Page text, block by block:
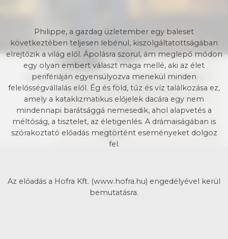
Philippe, a gazdag üzletember egy baleset
következtében teljesen lebénul, kiszolgáltatottságában
elrejtőzik a világ elől. Ápolásra szorul, ám meglepő módon
egy olyan embert választ maga mellé, aki az élet
perifériáján egyensúlyozva menekül minden
felelősségvállalás elől. Ég és föld, tűz és víz találkozása ez,
amely a kataklizmatikus előjelek dacára egy nem
mindennapi barátsággá nemesedik, ahol alapvetés a
méltóság, a tisztelet, az életigenlés. A drámaiságában is
szórakoztató előadás megtörtént eseményeket dolgoz
fel.
Az előadás a Hofra Kft. (www.hofra.hu) engedélyével kerül
bemutatásra.